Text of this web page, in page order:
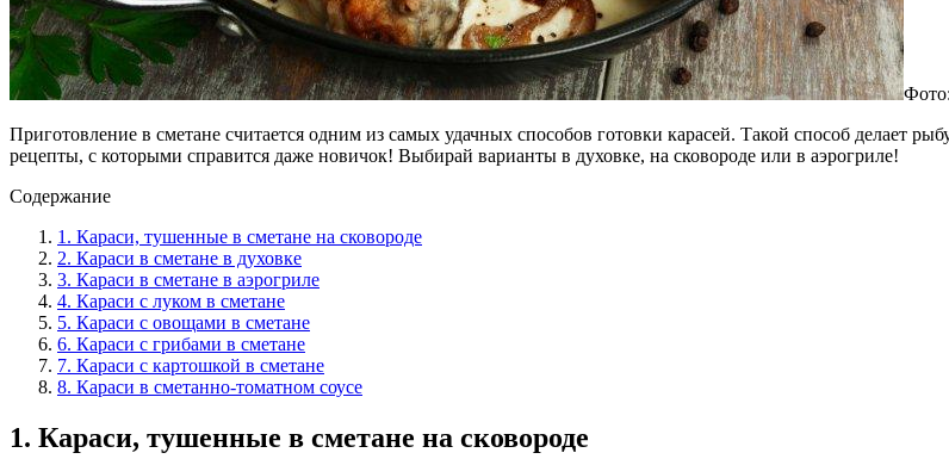
Приготовление в сметане считается одним из самых удачных способов готовки карасей. Такой способ делает
рецепты, с которыми справится даже новичок! Выбирай варианты в духовке, на сковороде или в аэрогриле!
Содержание
1. Караси, тушенные в сметане на сковороде
2. Караси в сметане в духовке
3. Караси в сметане в аэрогриле
4. Караси с луком в сметане
5. Караси с овощами в сметане
6. Караси с грибами в сметане
7. Караси с картошкой в сметане
8. Караси в сметанно-томатном соусе
1. Караси, тушенные в сметане на сковороде